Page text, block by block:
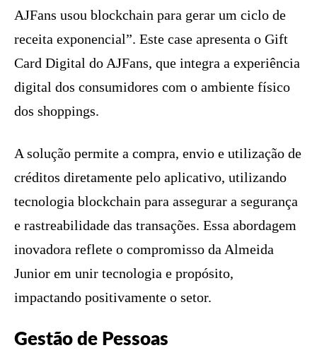
AJFans usou blockchain para gerar um ciclo de
receita exponencial”. Este case apresenta o Gift
Card Digital do AJFans, que integra a experiência
digital dos consumidores com o ambiente físico
dos shoppings.
A solução permite a compra, envio e utilização de
créditos diretamente pelo aplicativo, utilizando
tecnologia blockchain para assegurar a segurança
e rastreabilidade das transações. Essa abordagem
inovadora reflete o compromisso da Almeida
Junior em unir tecnologia e propósito,
impactando positivamente o setor.
Gestão de Pessoas